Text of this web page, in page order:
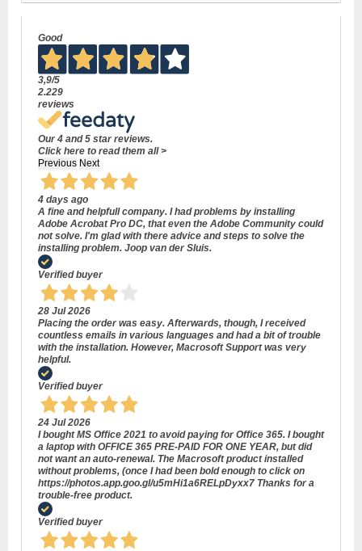
Good
3,9/5
2.229
reviews
Our 4 and 5 star reviews.
Click here to read them all >
Previous Next
4 days ago
A fine and helpfull company. I had problems by installing
Adobe Acrobat Pro DC, that even the Adobe Community could
not solve. I'm glad with there advice and steps to solve the
installing problem. Joop van der Sluis.
Verified buyer
28 Jul 2026
Placing the order was easy. Afterwards, though, I received
countless emails in various languages and had a bit of trouble
with the installation. However, Macrosoft Support was very
helpful.
Verified buyer
24 Jul 2026
I bought MS Office 2021 to avoid paying for Office 365. I bought
a laptop with OFFICE 365 PRE-PAID FOR ONE YEAR, but did
not want an auto-renewal. The Macrosoft product installed
without problems, (once I had been bold enough to click on
https://photos.app.goo.gl/u5mHi1a6RELpDyxx7 Thanks for a
trouble-free product.
Verified buyer